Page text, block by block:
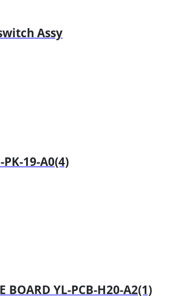
Assy
19-A0(4)
YL-PCB-H20-A2(1)